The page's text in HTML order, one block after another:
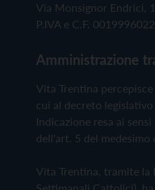
Via Monsignor Endrici,
P.IVA e C.F.
Amministrazione
Vita Trentina
cui al decreto
Indicazione resa ai
dell'art. 5 del medesimo
Vita Trentina, tramite la